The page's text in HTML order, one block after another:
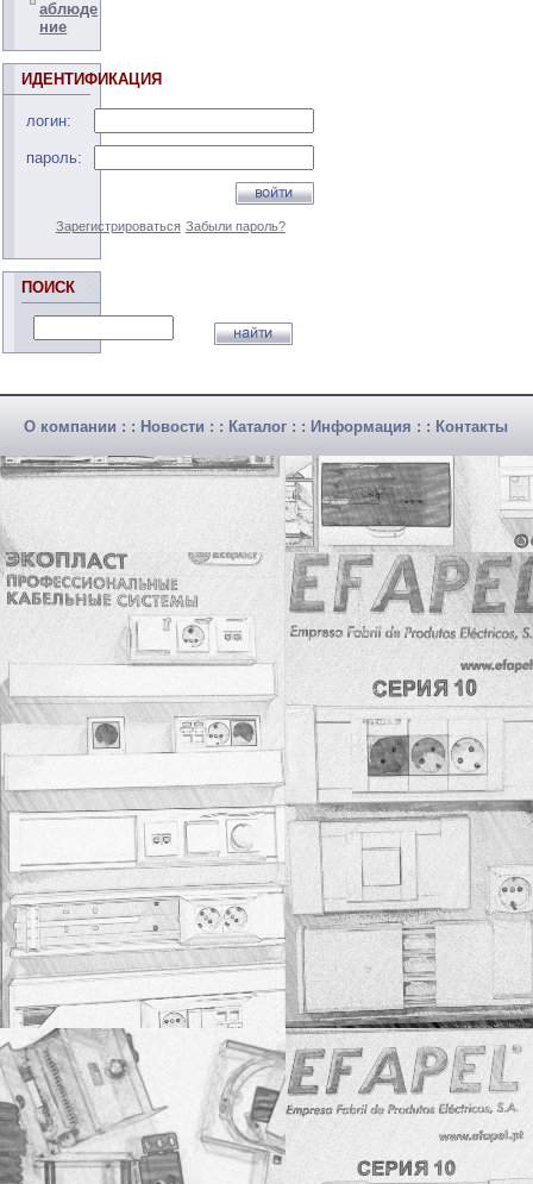
аблюде
ние
ИДЕНТИФИКАЦИЯ
логин:
пароль:
Зарегистрироваться Забыли пароль?
ПОИСК
О компании : : Новости : : Каталог : : Информация : : Контакты